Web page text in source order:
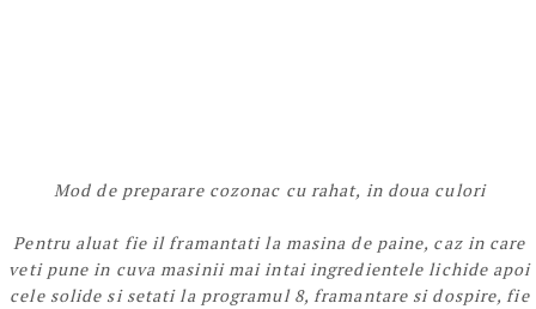
Mod de preparare cozonac cu rahat, in doua culori
Pentru aluat fie il framantati la masina de paine, caz in care
veti pune in cuva masinii mai intai ingredientele lichide apoi
cele solide si setati la programul 8, framantare si dospire, fie